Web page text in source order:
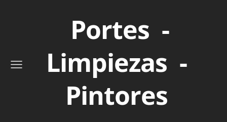
Portes -
Limpiezas -
Pintores